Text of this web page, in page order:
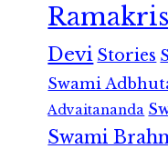
Devi Stories
Swami
Advaitananda
Swami